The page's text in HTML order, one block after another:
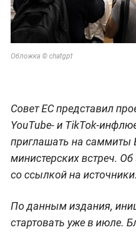
Обложка © chatgpt
Совет ЕС представил
YouTube- и TikTok-
приглашать на саммиты
министерских встреч.
со ссылкой на источники.
По данным издания,
стартовать уже в июле.